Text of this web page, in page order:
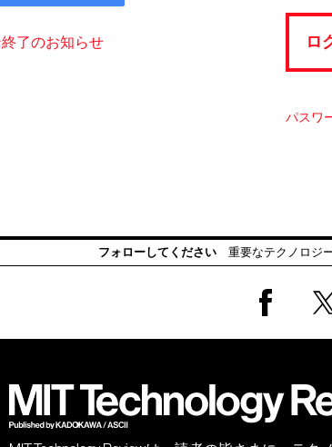
終了のお知らせ ロ
パスワ
フォローしてください 重要なテクノロジ